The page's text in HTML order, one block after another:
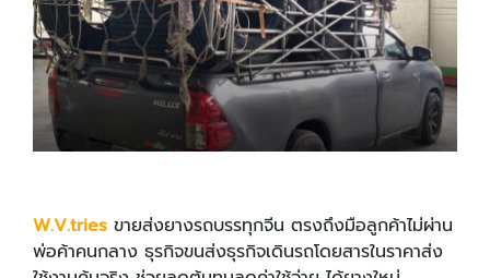
W.V.tries ขายส่งยางรถบรรทุกจีน ตรงถึงมือลูกค้าไม่ผ่าน
พ่อค้าคนกลาง ธุรกิจขนส่งธุรกิจเดินรถโดยสารในราคาส่ง